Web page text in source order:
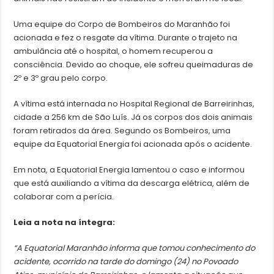
Uma equipe do Corpo de Bombeiros do Maranhão foi
acionada e fez o resgate da vítima. Durante o trajeto na
ambulância até o hospital, o homem recuperou a
consciência. Devido ao choque, ele sofreu queimaduras de
2º e 3º grau pelo corpo.
A vítima está internada no Hospital Regional de Barreirinhas,
cidade a 256 km de São Luís. Já os corpos dos dois animais
foram retirados da área. Segundo os Bombeiros, uma
equipe da Equatorial Energia foi acionada após o acidente.
Em nota, a Equatorial Energia lamentou o caso e informou
que está auxiliando a vítima da descarga elétrica, além de
colaborar com a perícia.
Leia a nota na íntegra:
“A Equatorial Maranhão informa que tomou conhecimento do
acidente, ocorrido na tarde do domingo (24) no Povoado